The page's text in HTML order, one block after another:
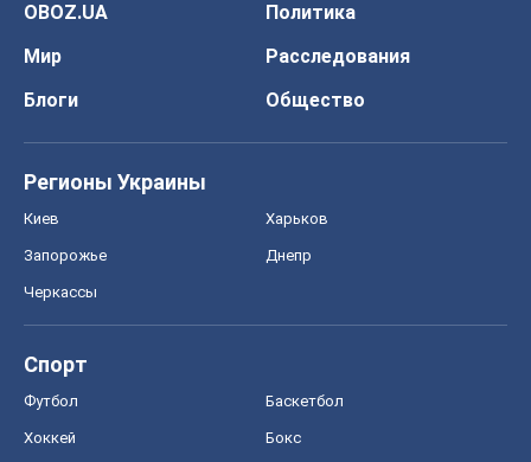
OBOZ.UA
Политика
Мир
Расследования
Блоги
Общество
Регионы Украины
Киев Харьков
Запорожье Днепр
Черкассы
Спорт
Футбол Баскетбол
Хоккей Бокс